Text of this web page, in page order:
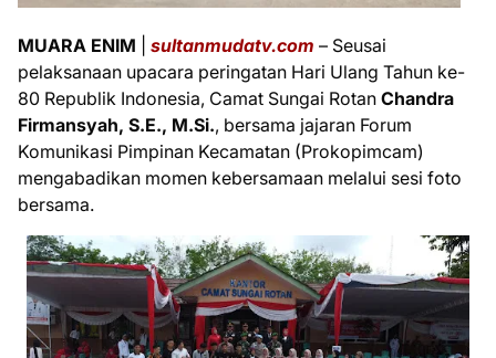
MUARA ENIM sultanmudatv.com – Seusai
pelaksanaan upacara peringatan Hari Ulang Tahun ke-
80 Republik Indonesia, Camat Sungai Rotan Chandra
Firmansyah, S.E., M.Si., bersama jajaran Forum
Komunikasi Pimpinan Kecamatan (Prokopimcam)
mengabadikan momen kebersamaan melalui sesi foto
bersama.